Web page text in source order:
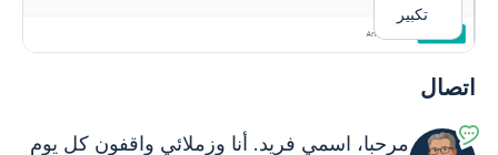
تكبير
اتصال
مرحبا، اسمي فريد. أنا وزملائي واقفون كل يوم